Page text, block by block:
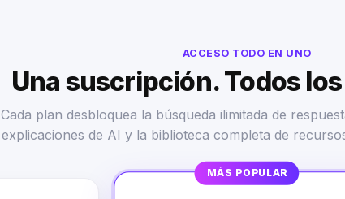
ACCESO TODO EN UNO
Una suscripción. Todos
Cada plan desbloquea la búsqueda ilimitada de
explicaciones de AI y la biblioteca completa de
MÁS POPULAR